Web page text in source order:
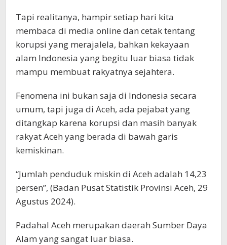
Tapi realitanya, hampir setiap hari kita
membaca di media online dan cetak tentang
korupsi yang merajalela, bahkan kekayaan
alam Indonesia yang begitu luar biasa tidak
mampu membuat rakyatnya sejahtera.
Fenomena ini bukan saja di Indonesia secara
umum, tapi juga di Aceh, ada pejabat yang
ditangkap karena korupsi dan masih banyak
rakyat Aceh yang berada di bawah garis
kemiskinan.
“Jumlah penduduk miskin di Aceh adalah 14,23
persen”, (Badan Pusat Statistik Provinsi Aceh, 29
Agustus 2024).
Padahal Aceh merupakan daerah Sumber Daya
Alam yang sangat luar biasa.